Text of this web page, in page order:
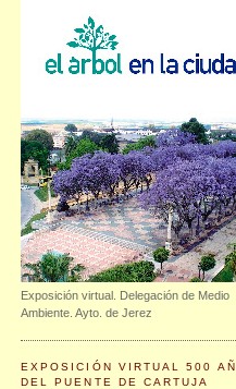
Exposición virtual. Delegación de Medio
Ambiente. Ayto. de Jerez
EXPOSICIÓN VIRTUAL 500
DEL PUENTE DE CARTUJA